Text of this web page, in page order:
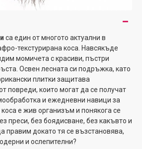
са един от многото актуални в
текстурирана коса. Навсякъде
момичета с красиви, пъстри
Освен лесната си подръжка, като
плитки защитава
повреди, които могат да се получат
и ежедневни навици за
е жив организъм и понякога се
преси, без боядисване, без какъвто и
правим докато тя се възстановява,
и ослепителни?